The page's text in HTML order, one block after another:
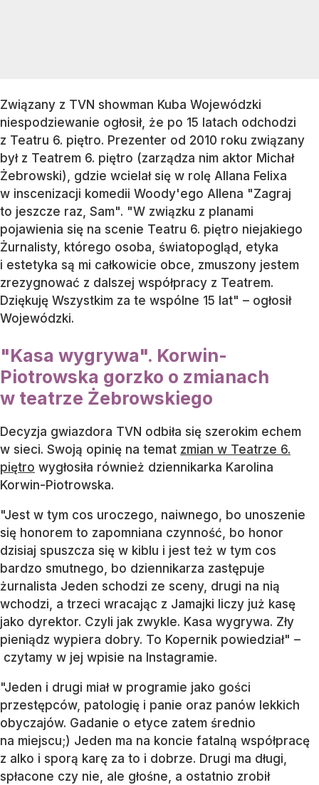
Związany z TVN showman Kuba Wojewódzki
niespodziewanie ogłosił, że po 15 latach odchodzi
z Teatru 6. piętro. Prezenter od 2010 roku związany
był z Teatrem 6. piętro (zarządza nim aktor Michał
Żebrowski), gdzie wcielał się w rolę Allana Felixa
w inscenizacji komedii Woody'ego Allena "Zagraj
to jeszcze raz, Sam". "W związku z planami
pojawienia się na scenie Teatru 6. piętro niejakiego
Żurnalisty, którego osoba, światopogląd, etyka
i estetyka są mi całkowicie obce, zmuszony jestem
zrezygnować z dalszej współpracy z Teatrem.
Dziękuję Wszystkim za te wspólne 15 lat" – ogłosił
Wojewódzki.
"Kasa wygrywa". Korwin-
Piotrowska gorzko o zmianach
w teatrze Żebrowskiego
Decyzja gwiazdora TVN odbiła się szerokim echem
w sieci. Swoją opinię na temat zmian w Teatrze 6.
piętro wygłosiła również dziennikarka Karolina
Korwin-Piotrowska.
"Jest w tym cos uroczego, naiwnego, bo unoszenie
się honorem to zapomniana czynność, bo honor
dzisiaj spuszcza się w kiblu i jest też w tym cos
bardzo smutnego, bo dziennikarza zastępuje
żurnalista Jeden schodzi ze sceny, drugi na nią
wchodzi, a trzeci wracając z Jamajki liczy już kasę
jako dyrektor. Czyli jak zwykle. Kasa wygrywa. Zły
pieniądz wypiera dobry. To Kopernik powiedział" –
czytamy w jej wpisie na Instagramie.
"Jeden i drugi miał w programie jako gości
przestępców, patologię i panie oraz panów lekkich
obyczajów. Gadanie o etyce zatem średnio
na miejscu;) Jeden ma na koncie fatalną współpracę
z alko i sporą karę za to i dobrze. Drugi ma długi,
spłacone czy nie, ale głośne, a ostatnio zrobił